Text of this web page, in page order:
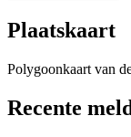
Plaatskaart
Polygoonkaart van
Recente